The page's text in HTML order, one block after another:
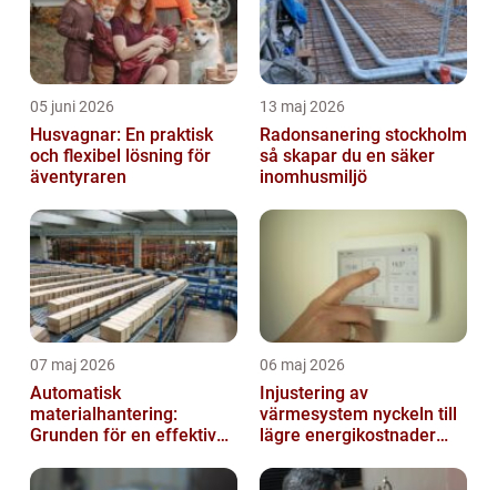
05 juni 2026
Husvagnar: En praktisk
och flexibel lösning för
äventyraren
13 maj 2026
Radonsanering stockholm
så skapar du en säker
inomhusmiljö
07 maj 2026
Automatisk
materialhantering:
Grunden för en effektiv
06 maj 2026
Injustering av
värmesystem nyckeln till
lägre energikostnader
inomhusklimat